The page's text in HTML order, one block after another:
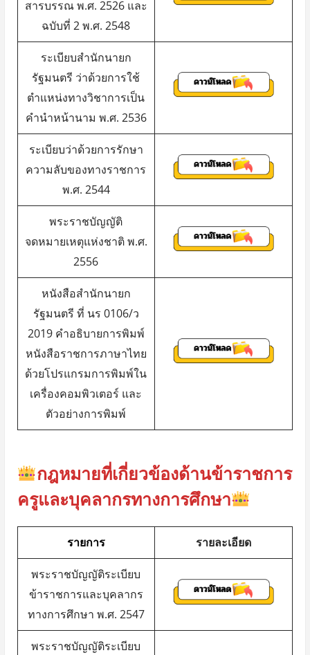
สารบรรณ พ.ศ. 2526 และ
ฉบับที่ 2 พ.ศ. 2548
ระเบียบสำนักนายก
รัฐมนตรี ว่าด้วยการใช้
ตำแหน่งทางวิชาการเป็น
คำนำหน้านาม พ.ศ. 2536
ระเบียบว่าด้วยการรักษา
ความลับของทางราชการ
พ.ศ. 2544
พระราชบัญญัติ
จดหมายเหตุแห่งชาติ พ.ศ.
2556
หนังสือสำนักนายก
รัฐมนตรี ที่ นร 0106/ว
2019 คำอธิบายการพิมพ์
หนังสือราชการภาษาไทย
ด้วยโปรแกรมการพิมพ์ใน
เครื่องคอมพิวเตอร์ และ
ตัวอย่างการพิมพ์
กฎหมายที่เกี่ยวข้องด้านข้าราชการ
ครูและบุคลากรทางการศึกษา
รายการ รายละเอียด
พระราชบัญญัติระเบียบ
ข้าราชการและบุคลากร
ทางการศึกษา พ.ศ. 2547
พระราชบัญญัติระเบียบ